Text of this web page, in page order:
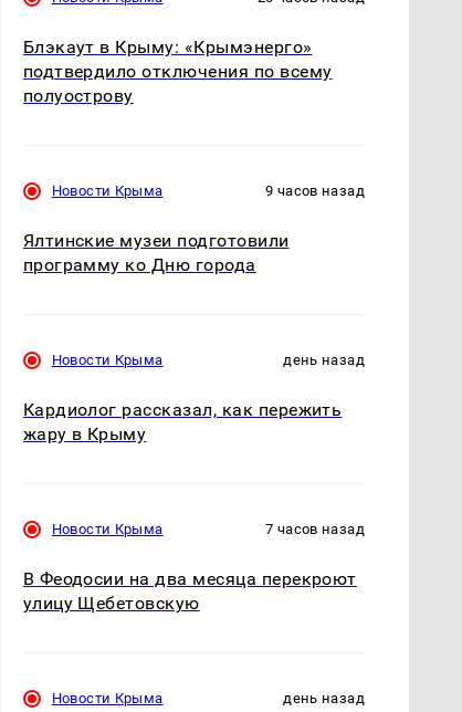
Блэкаут в Крыму: «Крымэнерго»
подтвердило отключения по всему
полуострову
Новости Крыма 9 часов назад
Ялтинские музеи подготовили
программу ко Дню города
Новости Крыма день назад
Кардиолог рассказал, как пережить
жару в Крыму
Новости Крыма 7 часов назад
В Феодосии на два месяца перекроют
улицу Щебетовскую
Новости Крыма день назад